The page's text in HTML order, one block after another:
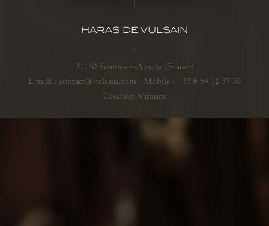
HARAS DE VULSAIN
21140 Semur-en-Auxois (France)
E-mail : contact@vulsain.com - Mobile : +33 6 64 12 37 30
Creation Vinium